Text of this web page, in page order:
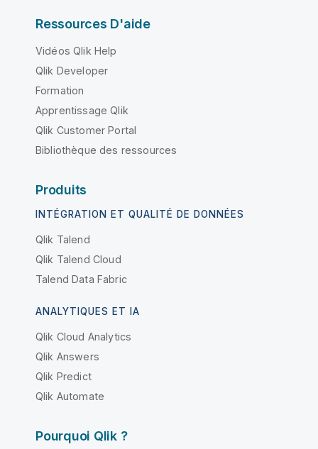
Ressources D'aide
Vidéos Qlik Help
Qlik Developer
Formation
Apprentissage Qlik
Qlik Customer Portal
Bibliothèque des ressources
Produits
INTÉGRATION ET QUALITÉ DE DONNÉES
Qlik Talend
Qlik Talend Cloud
Talend Data Fabric
ANALYTIQUES ET IA
Qlik Cloud Analytics
Qlik Answers
Qlik Predict
Qlik Automate
Pourquoi Qlik ?